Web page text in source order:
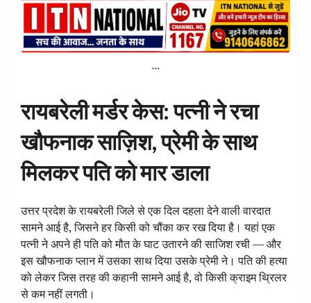
```
रायबरेली मर्डर केस: पत्नी ने रचा
खौफनाक साज़िश, प्रेमी के साथ
मिलकर पति को मार डाला
उत्तर प्रदेश के रायबरेली जिले से एक दिल दहला देने वाली वारदात
सामने आई है, जिसने हर किसी को चौंका कर रख दिया है। यहां एक
पत्नी ने अपने ही पति को मौत के घाट उतारने की साजिश रची — और
इस खौफनाक प्लान में उसका साथ दिया उसके प्रेमी ने। पति की हत्या
को लेकर जिस तरह की कहानी सामने आई है, वो किसी क्राइम थ्रिलर
से कम नहीं लगती।